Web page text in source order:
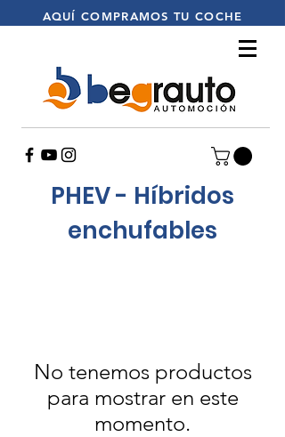
AQUÍCOMPRAMOS TU COCHE
PHEV - Híbridos
enchufables
No tenemos productos
para mostrar en este
momento.